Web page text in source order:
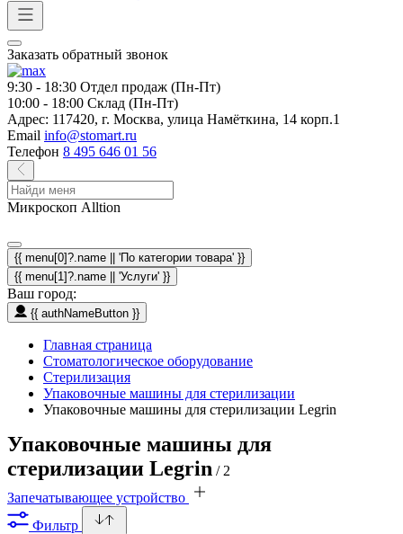
Заказать обратный звонок
9:30 - 18:30 Отдел продаж (Пн-Пт)
10:00 - 18:00 Склад (Пн-Пт)
Адрес: 117420, г. Москва, улица Намёткина, 14 корп.1
Email info@stomart.ru
Телефон 8 495 646 01 56
Микроскоп Alltion
{{ menu[0]?.name || 'По категории товара' }}
{{ menu[1]?.name || 'Услуги' }}
Ваш город:
{{ authNameButton }}
Главная страница
Стоматологическое оборудование
Стерилизация
Упаковочные машины для стерилизации
Упаковочные машины для стерилизации Legrin
Упаковочные машины для
стерилизации Legrin / 2
Запечатывающее устройство
Фильтр